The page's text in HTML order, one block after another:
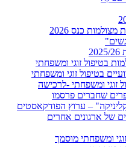
כנס 2026
בטיפול זוגי ומשפחתי
בטיפול זוגי ומשפחתי
זוגי ומשפחתי -לרכישה
שחברים פרסמו
– ערוץ הפודקאסטים
של ארגונים אחרים
ומשפחתי מוסמך